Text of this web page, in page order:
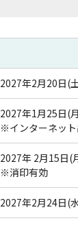
2027年2月20日(
2027年1月25日(
※インターネッ
2027年 2月15日(
※消印有効
2027年2月24日(